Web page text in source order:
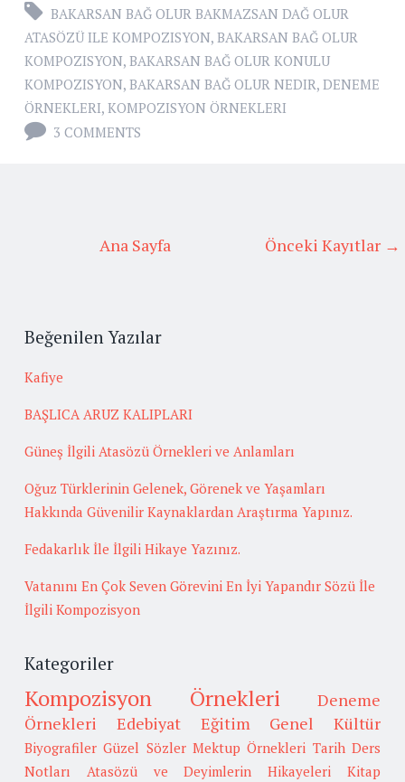
BAKARSAN BAĞ OLUR BAKMAZSAN DAĞ OLUR
ATASÖZÜ ILE KOMPOZISYON, BAKARSAN BAĞ OLUR
KOMPOZISYON, BAKARSAN BAĞ OLUR KONULU
KOMPOZISYON, BAKARSAN BAĞ OLUR NEDIR, DENEME
ÖRNEKLERI, KOMPOZISYON ÖRNEKLERI
3 COMMENTS
Önceki Kayıtlar →
Ana Sayfa
Beğenilen Yazılar
Kafiye
BAŞLICA ARUZ KALIPLARI
Güneş İlgili Atasözü Örnekleri ve Anlamları
Oğuz Türklerinin Gelenek, Görenek ve Yaşamları
Hakkında Güvenilir Kaynaklardan Araştırma Yapınız.
Fedakarlık İle İlgili Hikaye Yazınız.
Vatanını En Çok Seven Görevini En İyi Yapandır Sözü İle
İlgili Kompozisyon
Kategoriler
Kompozisyon Örnekleri
Deneme
Örnekleri
Edebiyat Eğitim Genel Kültür
Biyografiler Güzel Sözler Mektup Örnekleri Tarih Ders
Notları
Atasözü ve Deyimlerin Hikayeleri Kitap